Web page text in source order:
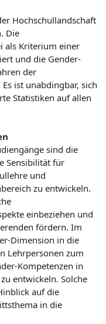
Hochschullandschaft
Die
als Kriterium einer
und die Gender-
der
ist unabdingbar, sich
Statistiken auf allen
sind die
Sensibilität für
und
zu entwickeln.
einbeziehen und
fördern. Im
Dimension in die
Lehrpersonen zum
Kompetenzen in
entwickeln. Solche
auf die
in die